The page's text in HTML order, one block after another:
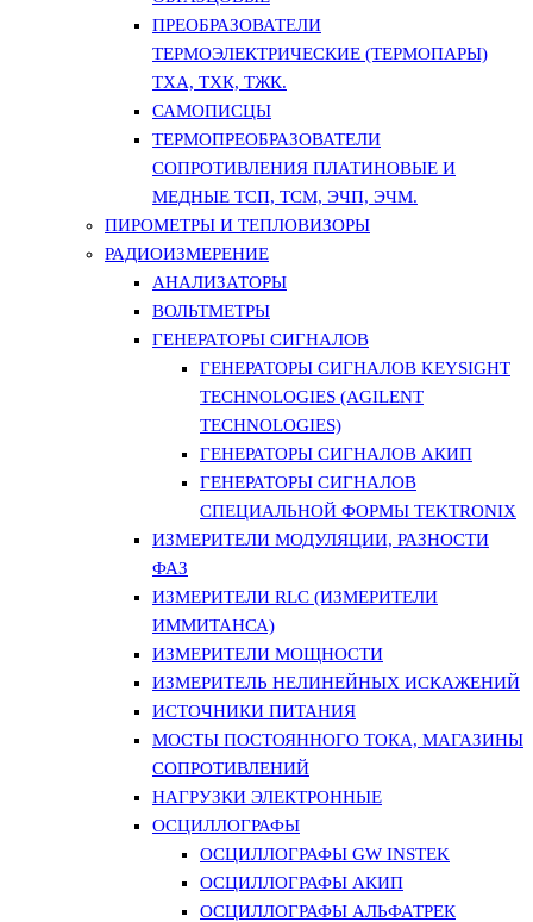
ПРЕОБРАЗОВАТЕЛИ
ТЕРМОЭЛЕКТРИЧЕСКИЕ (ТЕРМОПАРЫ)
ТХА, ТХК, ТЖК.
САМОПИСЦЫ
ТЕРМОПРЕОБРАЗОВАТЕЛИ
СОПРОТИВЛЕНИЯ ПЛАТИНОВЫЕ И
МЕДНЫЕ ТСП, ТСМ, ЭЧП, ЭЧМ.
ПИРОМЕТРЫ И ТЕПЛОВИЗОРЫ
РАДИОИЗМЕРЕНИЕ
АНАЛИЗАТОРЫ
ВОЛЬТМЕТРЫ
ГЕНЕРАТОРЫ СИГНАЛОВ
ГЕНЕРАТОРЫ СИГНАЛОВ KEYSIGHT
TECHNOLOGIES (AGILENT
TECHNOLOGIES)
ГЕНЕРАТОРЫ СИГНАЛОВ АКИП
ГЕНЕРАТОРЫ СИГНАЛОВ
СПЕЦИАЛЬНОЙ ФОРМЫ TEKTRONIX
ИЗМЕРИТЕЛИ МОДУЛЯЦИИ, РАЗНОСТИ
ФАЗ
ИЗМЕРИТЕЛИ RLC (ИЗМЕРИТЕЛИ
ИММИТАНСА)
ИЗМЕРИТЕЛИ МОЩНОСТИ
ИЗМЕРИТЕЛЬ НЕЛИНЕЙНЫХ ИСКАЖЕНИЙ
ИСТОЧНИКИ ПИТАНИЯ
МОСТЫ ПОСТОЯННОГО ТОКА, МАГАЗИНЫ
СОПРОТИВЛЕНИЙ
НАГРУЗКИ ЭЛЕКТРОННЫЕ
ОСЦИЛЛОГРАФЫ
ОСЦИЛЛОГРАФЫ GW INSTEK
ОСЦИЛЛОГРАФЫ АКИП
ОСЦИЛЛОГРАФЫ АЛЬФАТРЕК